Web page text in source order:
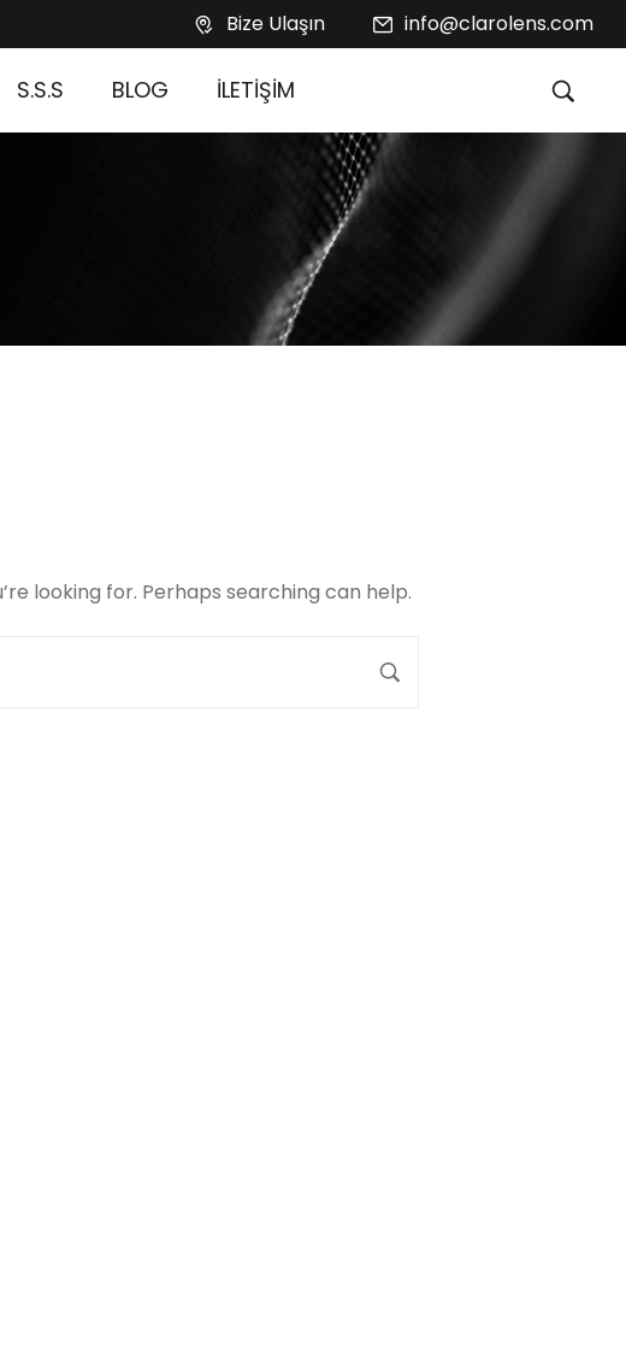
Bize Ulaşın info@clarolens.com
S.S.S BLOG İLETİŞİM
looking for. Perhaps searching can help.